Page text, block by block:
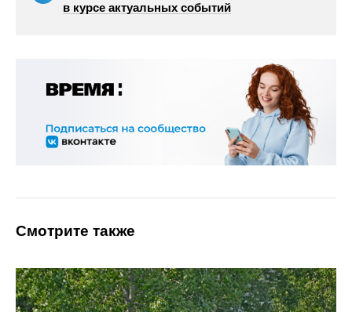
в курсе актуальных событий
Смотрите также